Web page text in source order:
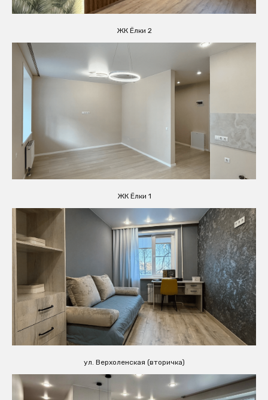
ЖК Ёлки 2
ЖК Ёлки 1
ул. Верхоленская (вторичка)